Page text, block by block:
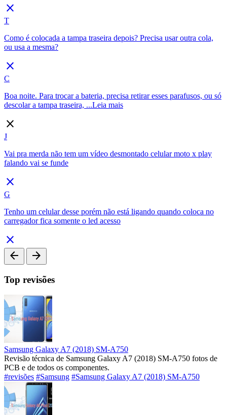
close
T
Como é colocada a tampa traseira depois? Precisa usar outra cola,
ou usa a mesma?
close
C
Boa noite. Para trocar a bateria, precisa retirar esses parafusos, ou só
descolar a tampa traseira, ...Leia mais
close
J
Vai pra merda não tem um vídeo desmontado celular moto x play
falando vai se funde
close
G
Tenho um celular desse porém não está ligando quando coloca no
carregador fica somente o led acesso
close
arrow_back
arrow_forward
Top revisões
Samsung Galaxy A7 (2018) SM-A750
Revisão técnica de Samsung Galaxy A7 (2018) SM-A750 fotos de
PCB e de todos os componentes.
#revisões #Samsung #Samsung Galaxy A7 (2018) SM-A750